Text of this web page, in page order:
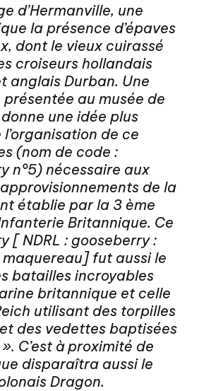
d’Hermanville, une
la présence d’épaves
dont le vieux cuirassé
croiseurs hollandais
anglais Durban. Une
au musée de
une idée plus
de ce
(nom de code :
n°5) nécessaire aux
de la
établie par la 3 ème
Britannique. Ce
[ NDRL : gooseberry :
maquereau] fut aussi le
batailles incroyables
britannique et celle
utilisant des torpilles
des vedettes baptisées
C’est à proximité de
disparaîtra aussi le
Dragon.